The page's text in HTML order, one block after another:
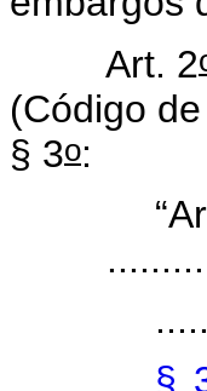
Art. 2
(Código
§ 3o:
§